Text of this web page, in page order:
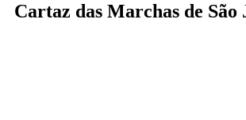
Cartaz das Marchas de São